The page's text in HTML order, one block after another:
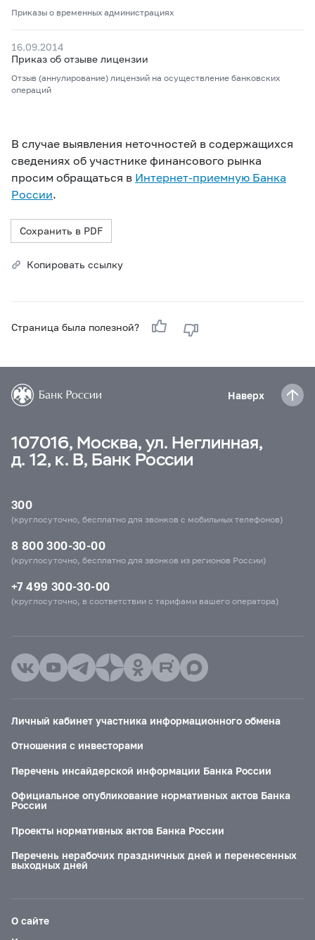
Приказы о временных администрациях
16.09.2014
Приказ об отзыве лицензии
Отзыв (аннулирование) лицензий на осуществление банковских
операций
В случае выявления неточностей в содержащихся
сведениях об участнике финансового рынка
просим обращаться в Интернет-приемную Банка
России.
Сохранить в PDF
Копировать ссылку
Страница была полезной?
Наверх
107016, Москва, ул. Неглинная,
д. 12, к. В, Банк России
300
(круглосуточно, бесплатно для звонков с мобильных телефонов)
8 800 300-30-00
(круглосуточно, бесплатно для звонков из регионов России)
+7 499 300-30-00
(круглосуточно, в соответствии с тарифами вашего оператора)
Личный кабинет участника информационного обмена
Отношения с инвесторами
Перечень инсайдерской информации Банка России
Официальное опубликование нормативных актов Банка
России
Проекты нормативных актов Банка России
Перечень нерабочих праздничных дней и перенесенных
выходных дней
О сайте